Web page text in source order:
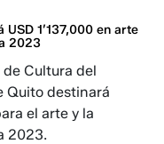
1’137,000 en arte
2023
Cultura del
Quito destinará
el arte y la
2023.